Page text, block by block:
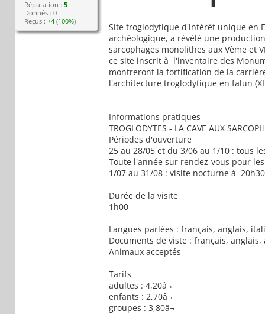
Réputation :5
Donnés : 0
Reçus :+4 (100%)
Site troglodytique d'intérêt unique en
archéologique, a révélé une
sarcophages monolithes aux Vème et
ce site inscrit à l'inventaire des
montreront la fortification de la
l'architecture troglodytique en falun
Informations pratiques
TROGLODYTES - LA CAVE AUX
Périodes d'ouverture
25 au 28/05 et du 3/06 au 1/10 : tous
Toute l'année sur rendez-vous pour
1/07 au 31/08 : visite nocturne à
Durée de la visite
1h00
Langues parlées : français, anglais,
Documents de viste : français,
Animaux acceptés
Tarifs
adultes : 4,20â¬
enfants : 2,70â¬
groupes : 3,80â¬